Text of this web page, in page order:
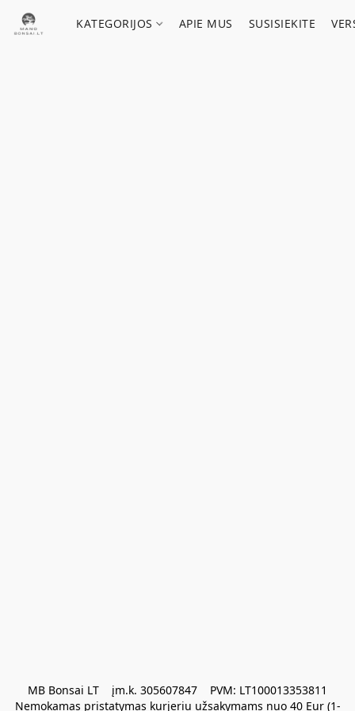
KATEGORIJOS APIE MUS SUSISIEKITE
MB Bonsai LT    įm.k. 305607847    PVM: LT100013353811
Nemokamas pristatymas kurjeriu užsakymams nuo 40 Eur (1-